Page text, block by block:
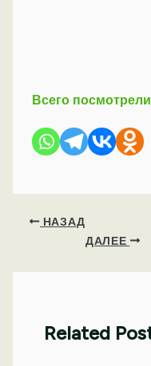
Всего
НАЗАД
ДАЛЕЕ
Related